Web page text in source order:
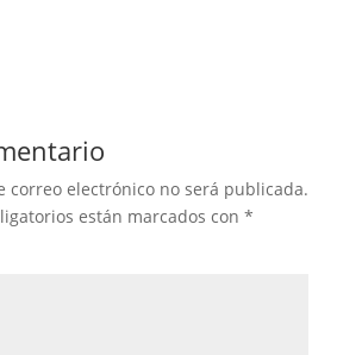
correo electrónico no será publicada.
están marcados con *